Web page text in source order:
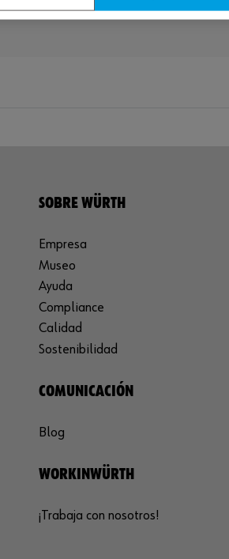
SOBRE WÜRTH
Empresa
Museo
Ayuda
Compliance
Calidad
Sostenibilidad
COMUNICACIÓN
Blog
WORKINWÜRTH
¡Trabaja con nosotros!